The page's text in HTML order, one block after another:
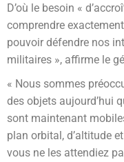
D’où le besoin «
comprendre
pouvoir défendre nos
militaires », affirme le
« Nous sommes
des objets aujourd’hui
sont maintenant
plan orbital, d’altitude
vous ne les attendiez